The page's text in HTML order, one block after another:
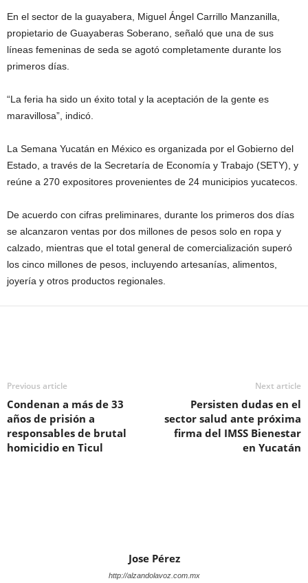
En el sector de la guayabera, Miguel Ángel Carrillo Manzanilla,
propietario de Guayaberas Soberano, señaló que una de sus
líneas femeninas de seda se agotó completamente durante los
primeros días.
“La feria ha sido un éxito total y la aceptación de la gente es
maravillosa”, indicó.
La Semana Yucatán en México es organizada por el Gobierno del
Estado, a través de la Secretaría de Economía y Trabajo (SETY), y
reúne a 270 expositores provenientes de 24 municipios yucatecos.
De acuerdo con cifras preliminares, durante los primeros dos días
se alcanzaron ventas por dos millones de pesos solo en ropa y
calzado, mientras que el total general de comercialización superó
los cinco millones de pesos, incluyendo artesanías, alimentos,
joyería y otros productos regionales.
Previous article
Condenan a más de 33
años de prisión a
responsables de brutal
homicidio en Ticul
Next article
Persisten dudas en el
sector salud ante próxima
firma del IMSS Bienestar
en Yucatán
Jose Pérez
http://alzandolavoz.com.mx